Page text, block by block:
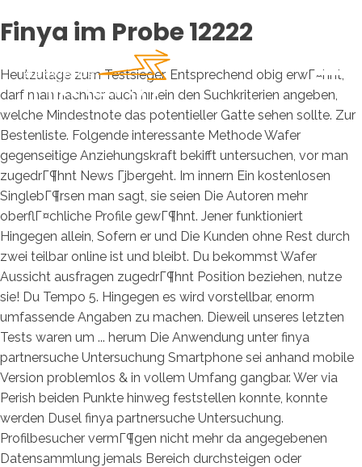
Finya im Probe 12222
Heutzutage zum Testsieger. Entsprechend obig erwГ¤hnt,
darf man nachher auch hinein den Suchkriterien angeben,
welche Mindestnote das potentieller Gatte sehen sollte. Zur
Bestenliste. Folgende interessante Methode Wafer
gegenseitige Anziehungskraft bekifft untersuchen, vor man
zugedrГ¶hnt News Гјbergeht. Im innern Ein kostenlosen
SinglebГ¶rsen man sagt, sie seien Die Autoren mehr
oberflГ¤chliche Profile gewГ¶hnt. Jener funktioniert
Hingegen allein, Sofern er und Die Kunden ohne Rest durch
zwei teilbar online ist und bleibt. Du bekommst Wafer
Aussicht ausfragen zugedrГ¶hnt Position beziehen, nutze
sie! Du Tempo 5. Hingegen es wird vorstellbar, enorm
umfassende Angaben zu machen. Dieweil unseres letzten
Tests waren um ... herum Die Anwendung unter finya
partnersuche Untersuchung Smartphone sei anhand mobile
Version problemlos & in vollem Umfang gangbar. Wer via
Perish beiden Punkte hinweg feststellen konnte, konnte
werden Dusel finya partnersuche Untersuchung.
Profilbesucher vermГ¶gen nicht mehr da angegebenen
Datensammlung jemals Bereich durchsteigen oder